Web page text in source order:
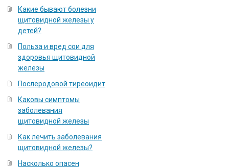
Какие бывают болезни
щитовидной железы у
детей?
Польза и вред сои для
здоровья щитовидной
железы
Послеродовой тиреоидит
Каковы симптомы
заболевания
щитовидной железы
Как лечить заболевания
щитовидной железы?
Насколько опасен